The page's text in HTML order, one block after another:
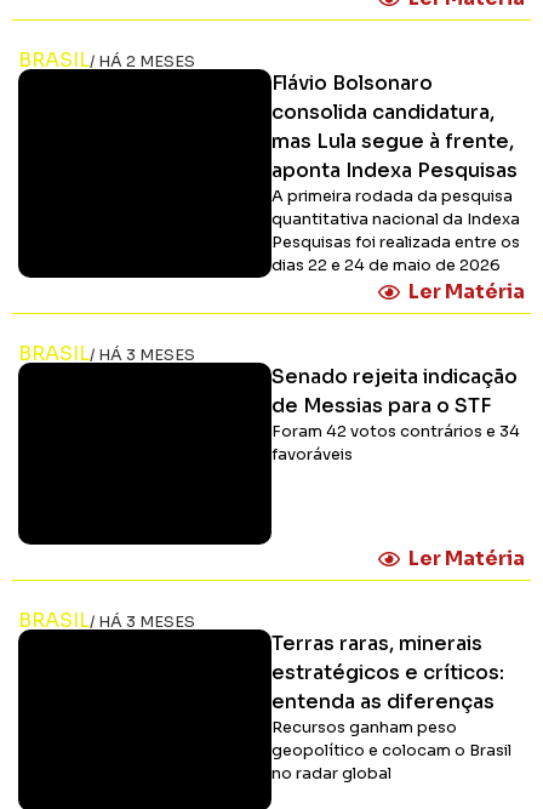
BRASIL/ HÁ 2 MESES
Flávio Bolsonaro
consolida candidatura,
mas Lula segue à frente,
aponta Indexa Pesquisas
A primeira rodada da pesquisa
quantitativa nacional da Indexa
Pesquisas foi realizada entre os
dias 22 e 24 de maio de 2026
Ler Matéria
BRASIL/ HÁ 3 MESES
Senado rejeita indicação
de Messias para o STF
Foram 42 votos contrários e 34
favoráveis
Ler Matéria
BRASIL/ HÁ 3 MESES
Terras raras, minerais
estratégicos e críticos:
entenda as diferenças
Recursos ganham peso
geopolítico e colocam o Brasil
no radar global